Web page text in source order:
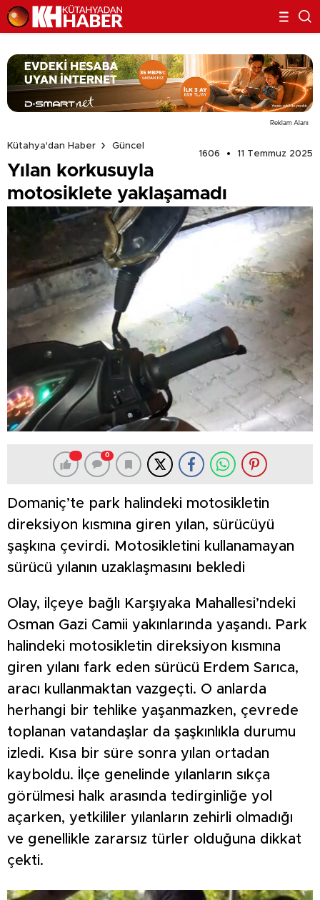
Reklam Alanı
Kütahya'dan Haber
Güncel
1606
11 Temmuz 2025
Yılan korkusuyla
motosiklete yaklaşamadı
0
Domaniç’te park halindeki motosikletin
direksiyon kısmına giren yılan, sürücüyü
şaşkına çevirdi. Motosikletini kullanamayan
sürücü yılanın uzaklaşmasını bekledi
Olay, ilçeye bağlı Karşıyaka Mahallesi’ndeki
Osman Gazi Camii yakınlarında yaşandı. Park
halindeki motosikletin direksiyon kısmına
giren yılanı fark eden sürücü Erdem Sarıca,
aracı kullanmaktan vazgeçti. O anlarda
herhangi bir tehlike yaşanmazken, çevrede
toplanan vatandaşlar da şaşkınlıkla durumu
izledi. Kısa bir süre sonra yılan ortadan
kayboldu. İlçe genelinde yılanların sıkça
görülmesi halk arasında tedirginliğe yol
açarken, yetkililer yılanların zehirli olmadığı
ve genellikle zararsız türler olduğuna dikkat
çekti.